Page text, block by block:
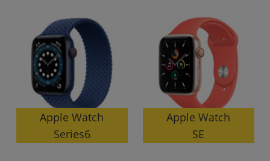
Apple Watch
Series6
Apple Watch
SE